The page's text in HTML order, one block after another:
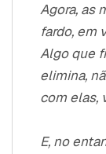
Agora, as
fardo, em
Algo que
elimina,
com elas,
E, no